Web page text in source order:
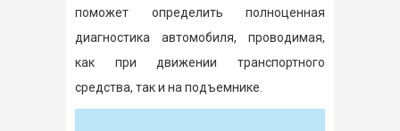
поможет определить полноценная
диагностика автомобиля, проводимая,
как при движении транспортного
средства, так и на подъемнике.